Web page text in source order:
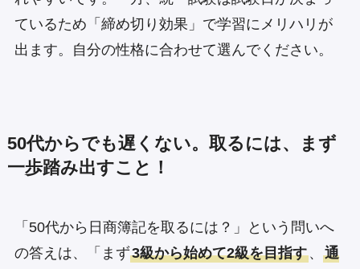
ているため「締め切り効果」で学習にメリハリが
出ます。自分の性格に合わせて選んでください。
50代からでも遅くない。取るには、まず
一歩踏み出すこと！
「50代から日商簿記を取るには？」という問いへ
の答えは、「まず3級から始めて2級を目指す、 通